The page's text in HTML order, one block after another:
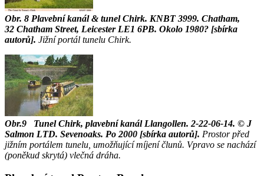
Obr. 8 Plavební kanál & tunel Chirk. KNBT 3999. Chatham,
32 Chatham Street, Leicester LE1 6PB. Okolo 1980? [sbírka
autorů]. Jižní portál tunelu Chirk.
Obr.9 Tunel Chirk, plavební kanál Llangollen. 2-22-06-14. © J
Salmon LTD. Sevenoaks. Po 2000 [sbírka autorů]. Prostor před
jižním portálem tunelu, umožňující míjení člunů. Vpravo se nachází
(poněkud skrytá) vlečná dráha.